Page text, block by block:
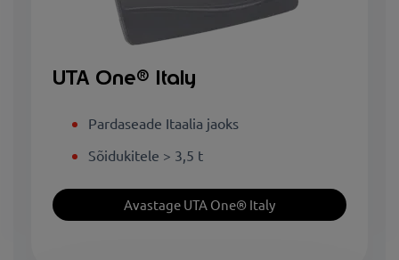
UTA One® Italy
Pardaseade Itaalia jaoks
Sõidukitele > 3,5 t
Avastage UTA One® Italy